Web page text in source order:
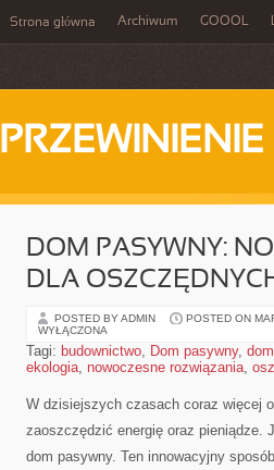
Strona główna Archiwum GOOOL
PRZEWINIENIE
DOM PASYWNY:
DLA
POSTED BY ADMIN POSTED ON
WYŁĄCZONA
Tagi: budownictwo, Dom pasywny,
ekologia, nowoczesne rozwiązania,
W‍ dzisiejszych⁤ czasach ⁣coraz więcej
zaoszczędzić energię oraz pieniądze.
dom pasywny. Ten ⁢innowacyjny